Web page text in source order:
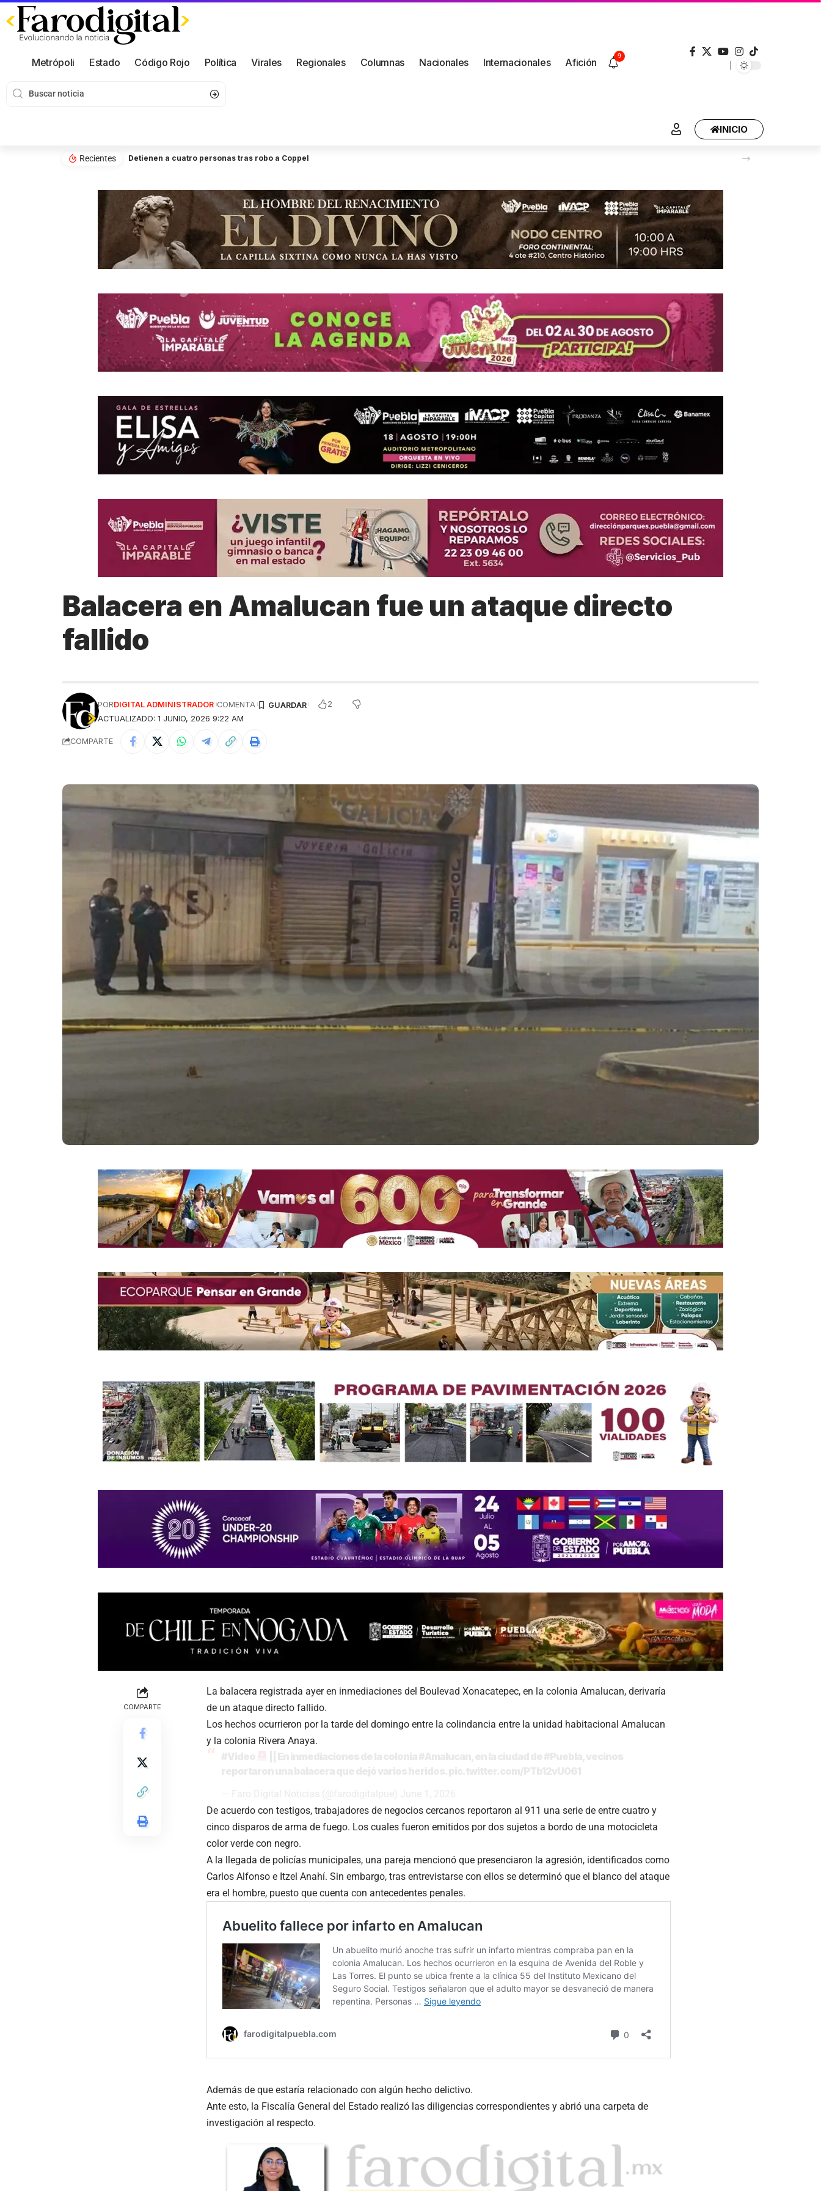
Metrópoli Estado Código Rojo Política Virales Regionales Columnas Nacionales Internacionales Afición
9
INICIO
Recientes Detienen a cuatro personas tras robo a Coppel
Balacera en Amalucan fue un ataque directo
fallido
ACTUALIZADO: 1 JUNIO, 2026 9:22 AM
PORDIGITAL ADMINISTRADOR COMENTA 2
COMPARTE
COMPARTE
La balacera registrada ayer en inmediaciones del Boulevad Xonacatepec, en la colonia Amalucan, derivaría
de un ataque directo fallido.
Los hechos ocurrieron por la tarde del domingo entre la colindancia entre la unidad habitacional Amalucan
y la colonia Rivera Anaya.
De acuerdo con testigos, trabajadores de negocios cercanos reportaron al 911 una serie de entre cuatro y
cinco disparos de arma de fuego. Los cuales fueron emitidos por dos sujetos a bordo de una motocicleta
color verde con negro.
A la llegada de policías municipales, una pareja mencionó que presenciaron la agresión, identificados como
Carlos Alfonso e Itzel Anahí. Sin embargo, tras entrevistarse con ellos se determinó que el blanco del ataque
era el hombre, puesto que cuenta con antecedentes penales.
Además de que estaría relacionado con algún hecho delictivo.
Ante esto, la Fiscalía General del Estado realizó las diligencias correspondientes y abrió una carpeta de
investigación al respecto.